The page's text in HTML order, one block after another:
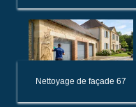
Nettoyage de façade 67